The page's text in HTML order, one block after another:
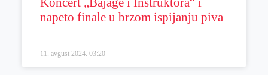
napeto finale u brzom ispijanju piva
11. avgust 2024. 03:20